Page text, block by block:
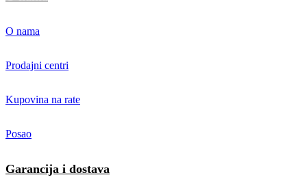
O nama
Prodajni centri
Kupovina na rate
Posao
Garancija i dostava